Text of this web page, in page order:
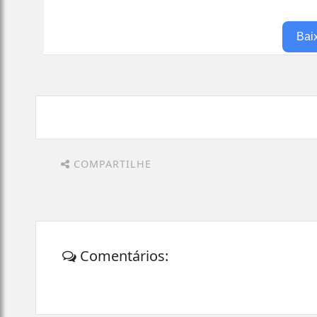
COMPARTILHE
Comentários: